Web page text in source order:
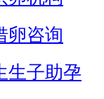
卵咨询
生子助孕